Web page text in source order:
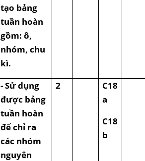
tạo bảng
tuần hoàn
gồm: ô,
nhóm, chu
kì.
- Sử dụng
được bảng
tuần hoàn
để chỉ ra
các nhóm
nguyên
2
C18
a
C18
b